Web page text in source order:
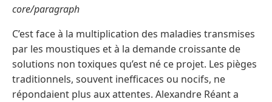
core/paragraph
C’est face à la multiplication des maladies transmises
par les moustiques et à la demande croissante de
solutions non toxiques qu’est né ce projet. Les pièges
traditionnels, souvent inefficaces ou nocifs, ne
répondaient plus aux attentes. Alexandre Réant a